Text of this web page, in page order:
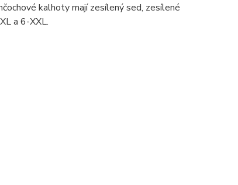
kalhoty mají zesílený sed, zesílené
a 6-XXL.